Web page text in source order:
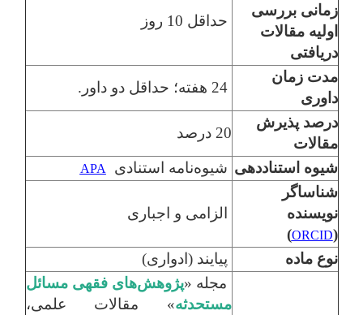
زمانی بررسی
اولیه مقالات
دریافتی
حداقل 10 روز
مدت زمان
داوری
24 هفته؛ حداقل دو داور.
درصد پذیرش
مقالات
20 درصد
شیوه استناددهی شیوه‌نامه استنادی APA
شناساگر
نویسنده
(
ORCID
)
الزامی و اجباری
نوع ماده پیایند (ادواری)
مجله «پژوهش‌های فقهی مسائل
مستحدثه» مقالات علمی،